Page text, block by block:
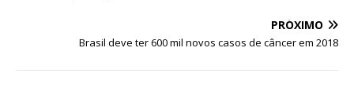
PRÓXIMO
Brasil deve ter 600 mil novos casos de câncer em 2018